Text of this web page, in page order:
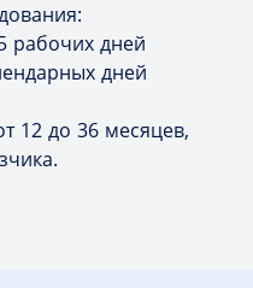
дней
дней
до 36 месяцев,